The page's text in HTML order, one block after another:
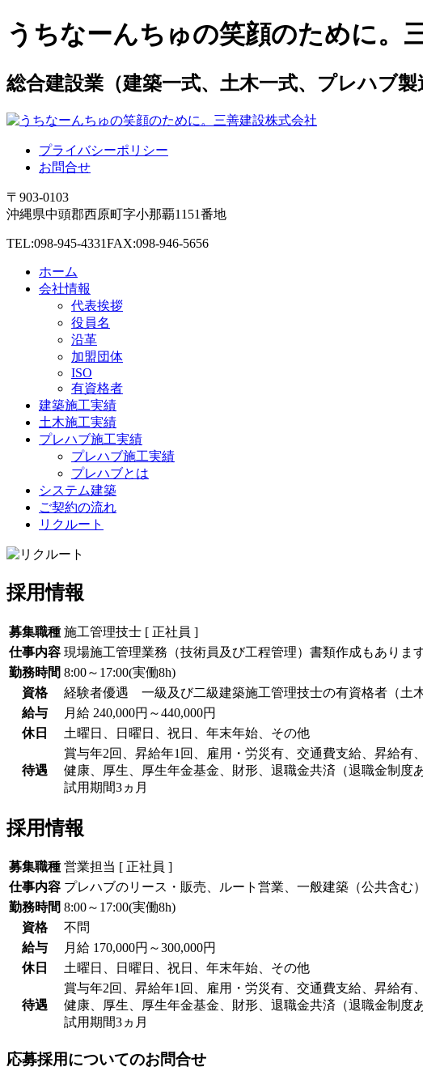
うちなーんちゅの笑顔のために。
総合建設業（建築一式、土木一式、プレハブ製
プライバシーポリシー
お問合せ
〒903-0103
沖縄県中頭郡西原町字小那覇1151番地
TEL:098-945-4331FAX:098-946-5656
ホーム
会社情報
代表挨拶
役員名
沿革
加盟団体
ISO
有資格者
建築施工実績
土木施工実績
プレハブ施工実績
プレハブ施工実績
プレハブとは
システム建築
ご契約の流れ
リクルート
採用情報
募集職種 施工管理技士 [ 正社員 ]
仕事内容 現場施工管理業務（技術員及び工程管理）書類作成もあります
勤務時間 8:00～17:00(実働8h)
資格
経験者優遇 一級及び二級建築施工管理技士の有資格者（土木
給与
月給 240,000円～440,000円
休日
土曜日、日曜日、祝日、年末年始、その他
待遇
賞与年2回、昇給年1回、雇用・労災有、交通費支給、昇給有、
健康、厚生、厚生年金基金、財形、退職金共済（退職金制度あ
試用期間3ヵ月
採用情報
募集職種 営業担当 [ 正社員 ]
仕事内容 プレハブのリース・販売、ルート営業、一般建築（公共含む
勤務時間 8:00～17:00(実働8h)
資格
不問
給与
月給 170,000円～300,000円
休日
土曜日、日曜日、祝日、年末年始、その他
待遇
賞与年2回、昇給年1回、雇用・労災有、交通費支給、昇給有、
健康、厚生、厚生年金基金、財形、退職金共済（退職金制度あ
試用期間3ヵ月
応募採用についてのお問合せ